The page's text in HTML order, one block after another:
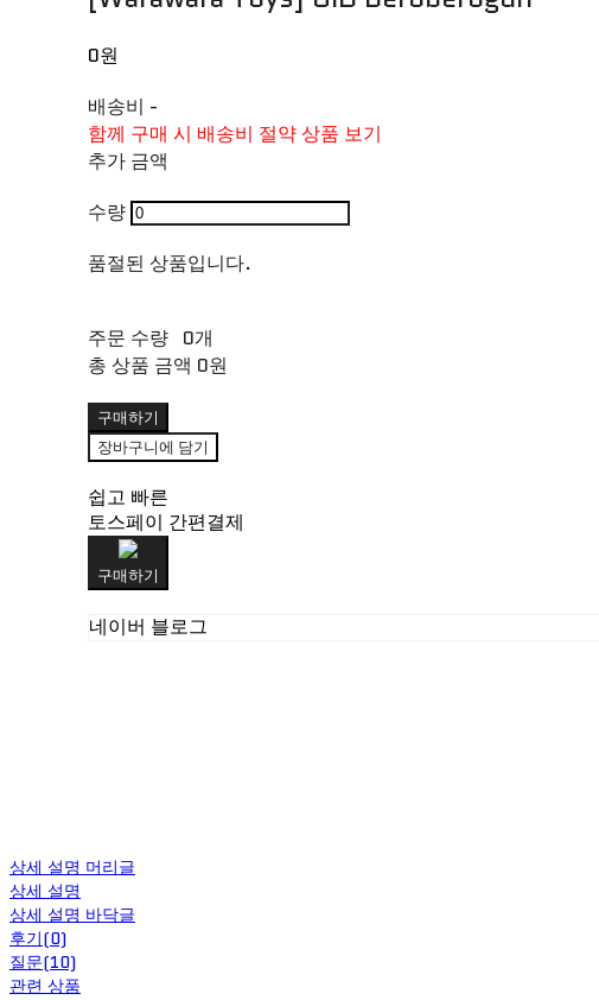
0원
배송비 -
함께 구매 시 배송비 절약 상품 보기
추가 금액
수량
품절된 상품입니다.
주문 수량 0개
총 상품 금액 0원
구매하기
장바구니에 담기
쉽고 빠른
토스페이 간편결제
구매하기
네이버 블로그
상세 설명 머리글
상세 설명
상세 설명 바닥글
후기(0)
질문(10)
관련 상품